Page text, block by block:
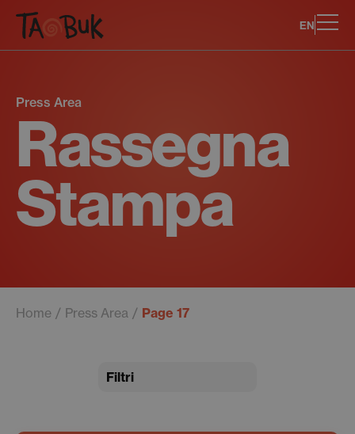
EN
Press Area
Rassegna
Stampa
Home Press Area Page 17
Filtri